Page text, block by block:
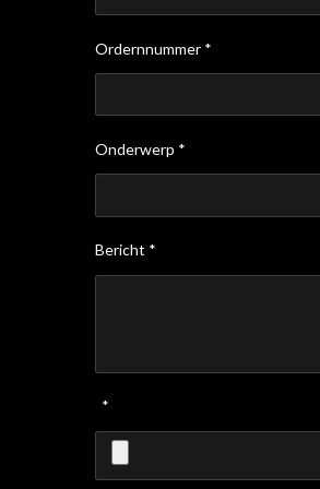
Ordernnummer *
Onderwerp *
Bericht *
*